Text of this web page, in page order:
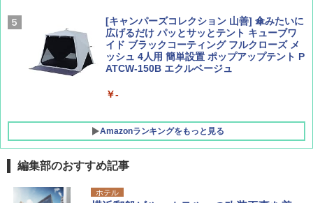
[キャンパーズコレクション 山善] 傘みたいに
広げるだけ パッとサッとテント キューブワ
イド ブラックコーティング フルクローズ メ
ッシュ 4人用 簡単設置 ポップアップテント P
ATCW-150B エクルベージュ
￥-
Amazonランキングをもっと見る
GRANDOOR ステンレス保冷剤 2個セット 2
026リニューアル 急速冷凍 空間倍増 衛生的
編集部のおすすめ記事
ホテル